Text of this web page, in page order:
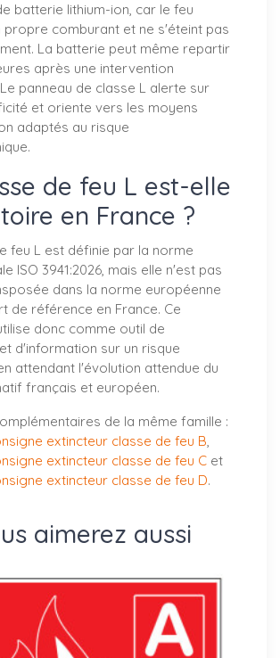
batterie lithium-ion, car le feu
propre comburant et ne s'éteint pas
La batterie peut même repartir
après une intervention
panneau de classe L alerte sur
et oriente vers les moyens
adaptés au risque
de feu L est-elle
en France ?
feu L est définie par la norme
ISO 3941:2026, mais elle n'est pas
dans la norme européenne
de référence en France. Ce
donc comme outil de
d'information sur un risque
attendant l'évolution attendue du
français et européen.
de la même famille :
extincteur classe de feu B,
extincteur classe de feu C et
extincteur classe de feu D.
aimerez aussi